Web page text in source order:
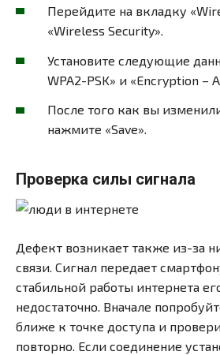
Перейдите на вкладку
«Wireless Security».
Установите следующие
WPA2-PSK» и «Encryption –
После того как вы
нажмите «Save».
Проверка силы сигнала
Дефект возникает также из-за
связи. Сигнал передает
стабильной работы интернета
недостаточно. Вначале
ближе к точке доступа и
повторно. Если соединение